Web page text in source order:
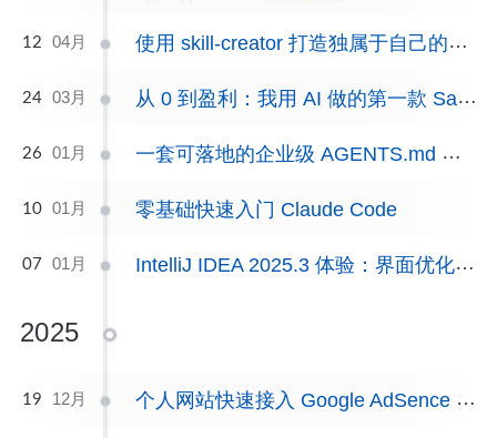
12 04月 使用 skill-creator 打造独属于自己的工作流技能包
24 03月 从 0 到盈利：我用 AI 做的第一款 SaaS，终于跑通了商业化
26 01月 一套可落地的企业级 AGENTS.md 项目规则实践
10 01月 零基础快速入门 Claude Code
07 01月 IntelliJ IDEA 2025.3 体验：界面优化、Java 25 支持与 AI 辅助编程升级
2025
19 12月 个人网站快速接入 Google AdSence 实战